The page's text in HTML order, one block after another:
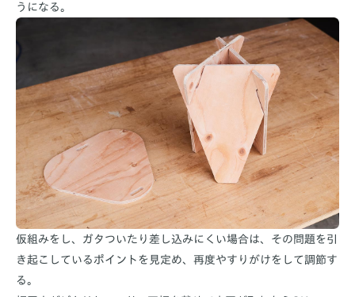
うになる。
仮組みをし、ガタついたり差し込みにくい場合は、その問題を引
き起こしているポイントを見定め、再度やすりがけをして調節す
る。